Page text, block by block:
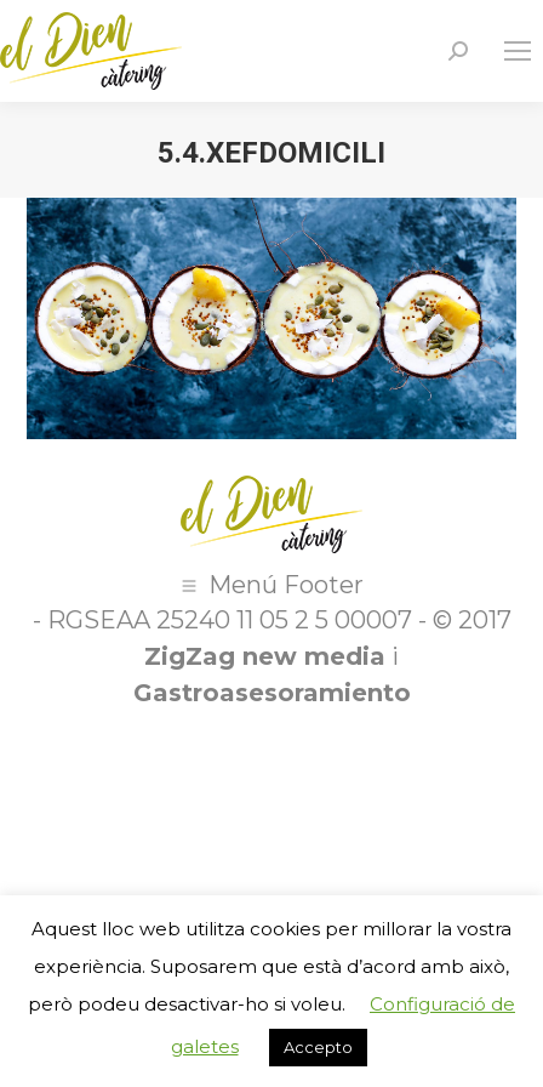
Search:
5.4.XEFDOMICILI
You are here:
Menú Footer
- RGSEAA 25240 11 05 2 5 00007 - © 2017
ZigZag new media i
Gastroasesoramiento
Aquest lloc web utilitza cookies per millorar la vostra
experiència. Suposarem que està d’acord amb això,
però podeu desactivar-ho si voleu.
Configuració de
galetes
Accepto